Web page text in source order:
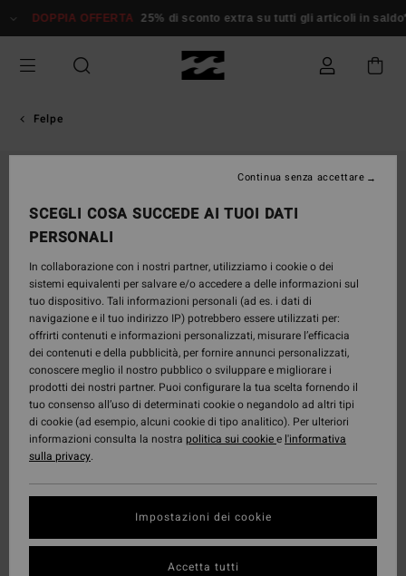
alle
prodotto
DOPPIA OFFERTA 25% di sconto extra su tutti gli articoli in saldo*
Felpe
SCEGLI COSA SUCCEDE AI TUOI DATI
PERSONALI
In collaborazione con i nostri partner, utilizziamo i cookie o dei
sistemi equivalenti per salvare e/o accedere a delle informazioni sul
tuo dispositivo. Tali informazioni personali (ad es. i dati di
navigazione e il tuo indirizzo IP) potrebbero essere utilizzati per:
offrirti contenuti e informazioni personalizzati, misurare l’efficacia
dei contenuti e della pubblicità, per fornire annunci personalizzati,
conoscere meglio il nostro pubblico o sviluppare e migliorare i
prodotti dei nostri partner. Puoi configurare la tua scelta fornendo il
tuo consenso all’uso di determinati cookie o negandolo ad altri tipi
di cookie (ad esempio, alcuni cookie di tipo analitico). Per ulteriori
informazioni consulta la nostra politica sui cookiee l'informativa
sulla privacy.
Impostazioni dei cookie
Continua senza accettare
Accetta tutti